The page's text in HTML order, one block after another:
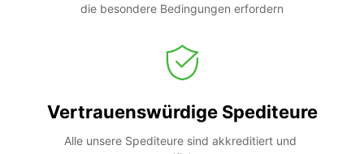
die besondere Bedingungen erfordern
Vertrauenswürdige Spediteure
Alle unsere Spediteure sind akkreditiert und